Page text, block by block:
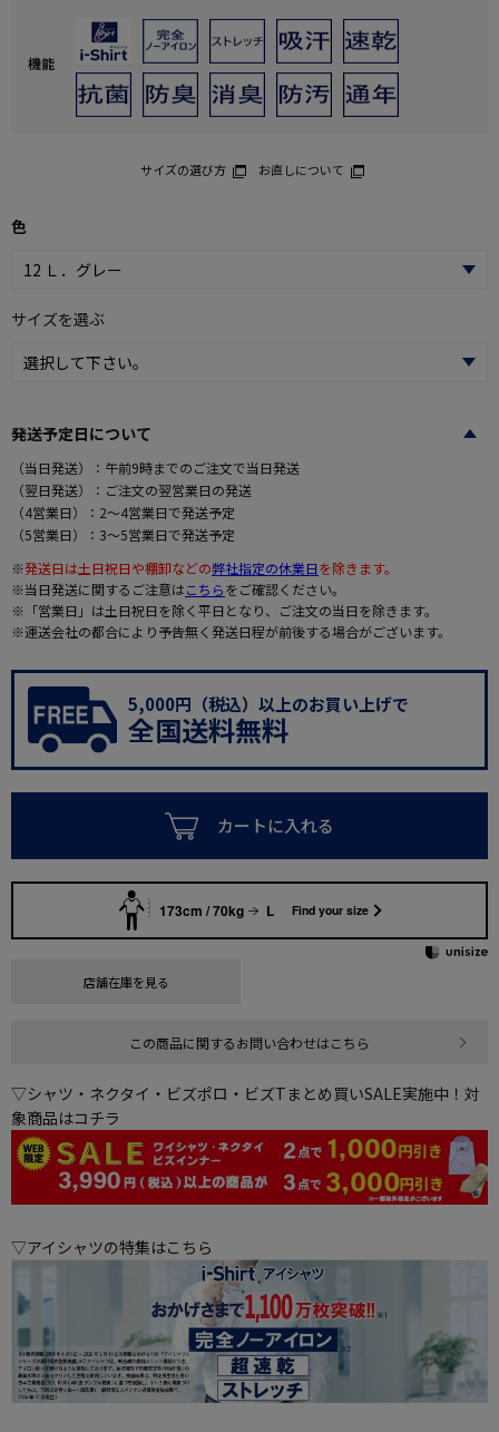
機能
サイズの選び方 お直しについて
色
サイズを選ぶ
発送予定日について
（当日発送）：午前9時までのご注文で当日発送
（翌日発送）：ご注文の翌営業日の発送
（4営業日）：2～4営業日で発送予定
（5営業日）：3～5営業日で発送予定
※発送日は土日祝日や棚卸などの弊社指定の休業日を除きます。
※当日発送に関するご注意はこちらをご確認ください。
※「営業日」は土日祝日を除く平日となり、ご注文の当日を除きます。
※運送会社の都合により予告無く発送日程が前後する場合がございます。
5,000円（税込）以上のお買い上げで
全国送料無料
カートに入れる
173cm / 70kg L Find your size
店舗在庫を見る
この商品に関するお問い合わせはこちら
▽シャツ・ネクタイ・ビズポロ・ビズTまとめ買いSALE実施中！対
象商品はコチラ
▽アイシャツの特集はこちら